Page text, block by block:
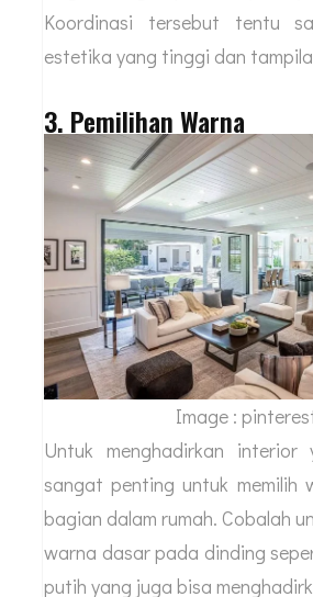
Koordinasi tersebut tentu
estetika yang tinggi dan
3. Pemilihan Warna
Image :
Untuk menghadirkan interior
sangat penting untuk memilih
bagian dalam rumah. Cobalah
warna dasar pada dinding
putih yang juga bisa